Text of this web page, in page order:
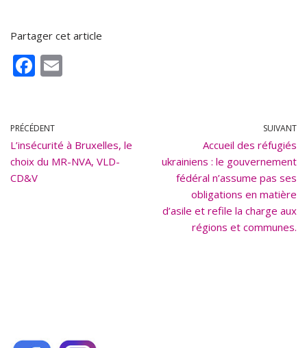
Partager cet article
F
b
o
o
PRÉCÉDENT
L’insécurité à Bruxelles, le
choix du MR-NVA, VLD-
CD&V
SUIVANT
Accueil des réfugiés
ukrainiens : le gouvernement
fédéral n’assume pas ses
obligations en matière
d’asile et refile la charge aux
régions et communes.